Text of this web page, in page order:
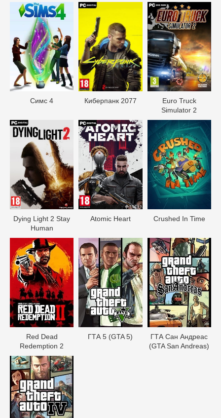
Симс 4 Киберпанк 2077
Euro Truck
Simulator 2
Dying Light 2 Stay
Human
Atomic Heart Crushed In Time
Red Dead
Redеmption 2
ГТА 5 (GTA 5)
ГТА Сан Андреас
(GTA San Andreas)